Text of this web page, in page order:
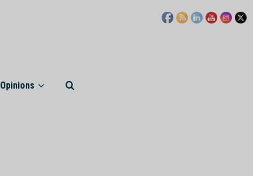
Opinions